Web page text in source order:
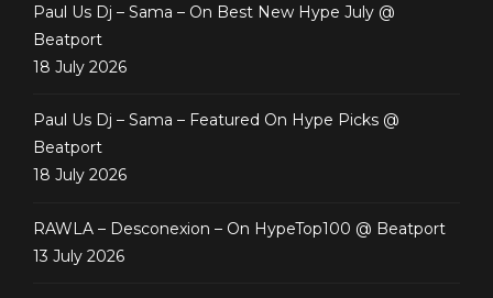
Paul Us Dj – Sama – On Best New Hype July @
Beatport
18 July 2026
Paul Us Dj – Sama – Featured On Hype Picks @
Beatport
18 July 2026
RAWLA – Desconexion – On HypeTop100 @ Beatport
13 July 2026